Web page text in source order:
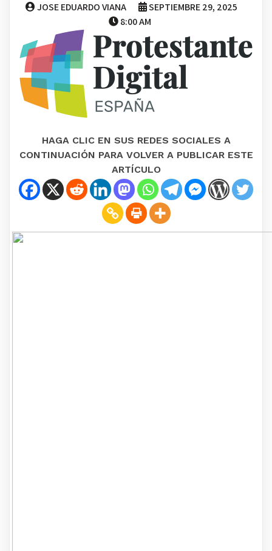
JOSE EDUARDO VIANA
SEPTIEMBRE 29, 2025
8:00 AM
HAGA CLIC EN SUS REDES SOCIALES A
CONTINUACIÓN PARA VOLVER A PUBLICAR ESTE
ARTÍCULO